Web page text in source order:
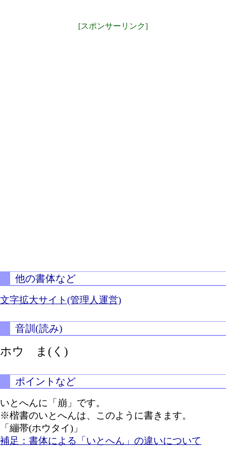
[スポンサーリンク]
他の書体など
文字拡大サイト(管理人運営)
音訓(読み)
ホウ ま(く)
ポイントなど
いとへんに「崩」です。
※楷書のいとへんは、このように書きます。
「繃帯(ホウタイ)」
補足：書体による「いとへん」の違いについて